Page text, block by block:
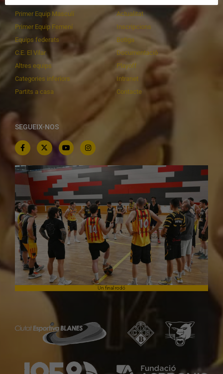
Primer Equip Masculí
Primer Equip Femení
Equips federats
C.E. El Vilar
Altres equips
Categories inferiors
Partits a casa
Actualitat
Inscripcions
Botiga
Documentació
Playoff
Intranet
Contacte
SEGUEIX-NOS
Un final rodó